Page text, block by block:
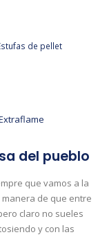
de pellet
del pueblo
que vamos a la
de que entre
claro no sueles
y con las